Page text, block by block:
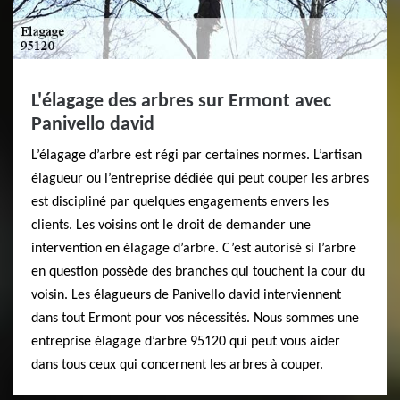
L'élagage des arbres sur Ermont avec
Panivello david
L’élagage d’arbre est régi par certaines normes. L’artisan
élagueur ou l’entreprise dédiée qui peut couper les arbres
est discipliné par quelques engagements envers les
clients. Les voisins ont le droit de demander une
intervention en élagage d’arbre. C’est autorisé si l’arbre
en question possède des branches qui touchent la cour du
voisin. Les élagueurs de Panivello david interviennent
dans tout Ermont pour vos nécessités. Nous sommes une
entreprise élagage d’arbre 95120 qui peut vous aider
dans tous ceux qui concernent les arbres à couper.